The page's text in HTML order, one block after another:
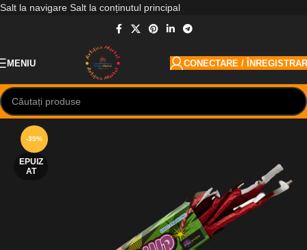
Salt la navigare Salt la conținutul principal
MENIU CONECTARE /
-35%
EPUIZ
AT